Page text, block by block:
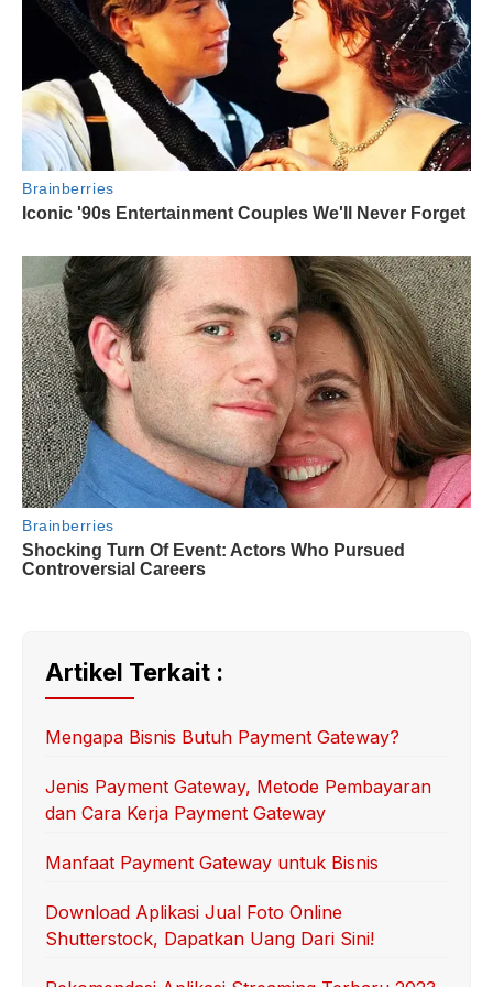
Artikel Terkait :
Mengapa Bisnis Butuh Payment Gateway?
Jenis Payment Gateway, Metode Pembayaran
dan Cara Kerja Payment Gateway
Manfaat Payment Gateway untuk Bisnis
Download Aplikasi Jual Foto Online
Shutterstock, Dapatkan Uang Dari Sini!